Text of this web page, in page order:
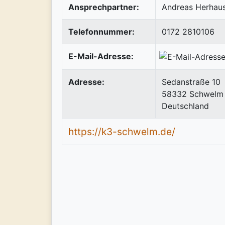
Ansprechpartner: Andreas
Telefonnummer: 0172 2810106
E-Mail-Adresse:
Adresse:
Sedanstraße 10
58332 Schwelm
Deutschland
https://k3-schwelm.de/